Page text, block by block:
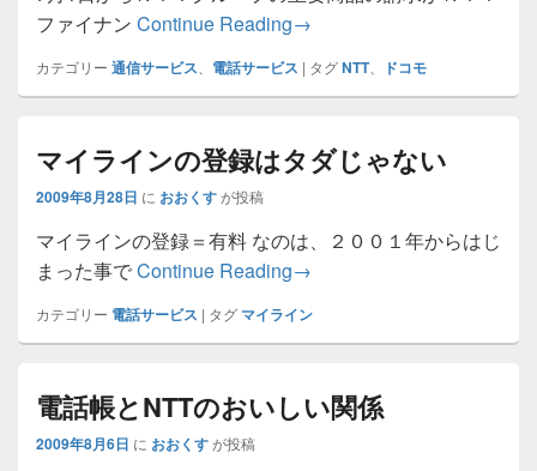
ファイナン Continue ReadingNTTファイナンスからの電
→
カテゴリー 通信サービス 電話サービス | タグNTT、 ドコモ
マイラインの登録はタダじゃない
2009年8月28日 に おおくすが投稿
マイラインの登録＝有料 なのは、２００１年からはじ
まった事でContinue Readingマイラインの登録はタダじ
→
カテゴリー 電話サービス | タグ マイライン
電話帳とNTTのおいしい関係
2009年8月6日 に おおくすが投稿